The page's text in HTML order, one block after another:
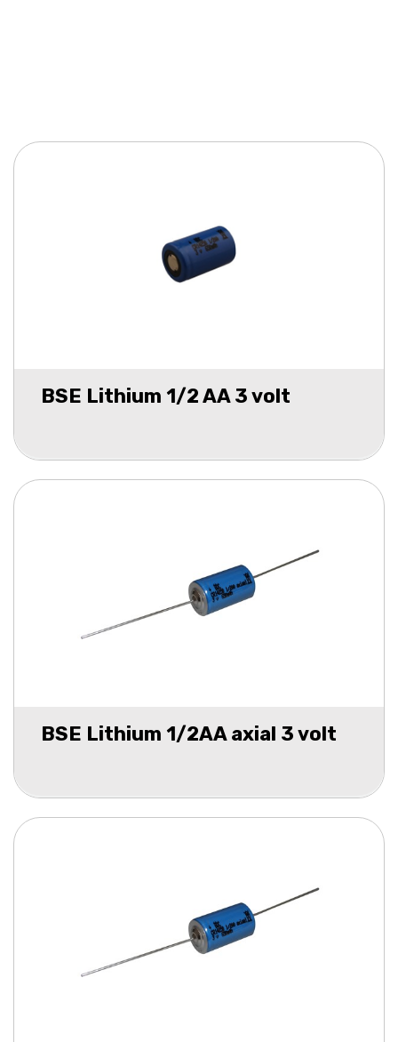
BSE Lithium 1/2 AA 3 volt
BSE Lithium 1/2AA axial 3 volt